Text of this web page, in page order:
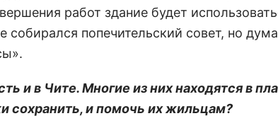
работ здание будет
собирался попечительский совет, но
и в Чите. Многие из них находятся в
сохранить, и помочь их жильцам?